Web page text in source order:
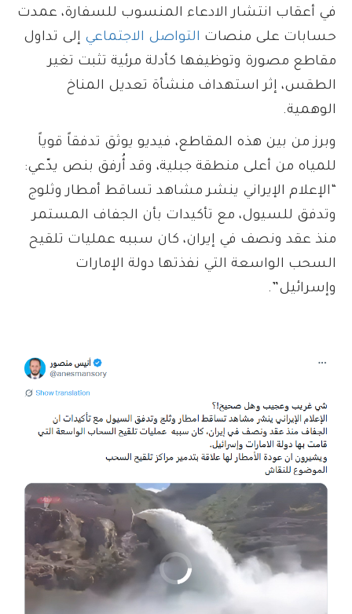
في أعقاب انتشار الادعاء المنسوب للسفارة، عمدت
حسابات على منصات التواصل الاجتماعي إلى تداول
مقاطع مصورة وتوظيفها كأدلة مرئية تثبت تغير
الطقس، إثر استهداف منشأة تعديل المناخ
الوهمية.
وبرز من بين هذه المقاطع، فيديو يوثق تدفقاً قوياً
للمياه من أعلى منطقة جبلية، وقد أُرفق بنص يدّعي:
“الإعلام الإيراني ينشر مشاهد تساقط أمطار وثلوج
وتدفق للسيول، مع تأكيدات بأن الجفاف المستمر
منذ عقد ونصف في إيران، كان سببه عمليات تلقيح
السحب الواسعة التي نفذتها دولة الإمارات
وإسرائيل”.